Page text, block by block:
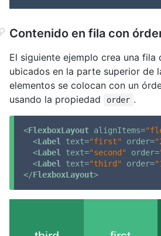
Contenido en fila con
El siguiente ejemplo crea una fila
ubicados en la parte superior de
elementos se colocan con un
usando la propiedad
order .
<FlexboxLayout alignItems=
<Label text="first" order=
<Label text="second" order=
<Label text="third" order=
</FlexboxLayout>